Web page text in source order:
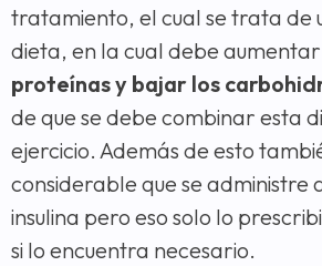
tratamiento, el cual se trata de
dieta, en la cual debe aumentar
proteínas y bajar los
de que se debe combinar esta
ejercicio. Además de esto
considerable que se administre
insulina pero eso solo lo
si lo encuentra necesario.